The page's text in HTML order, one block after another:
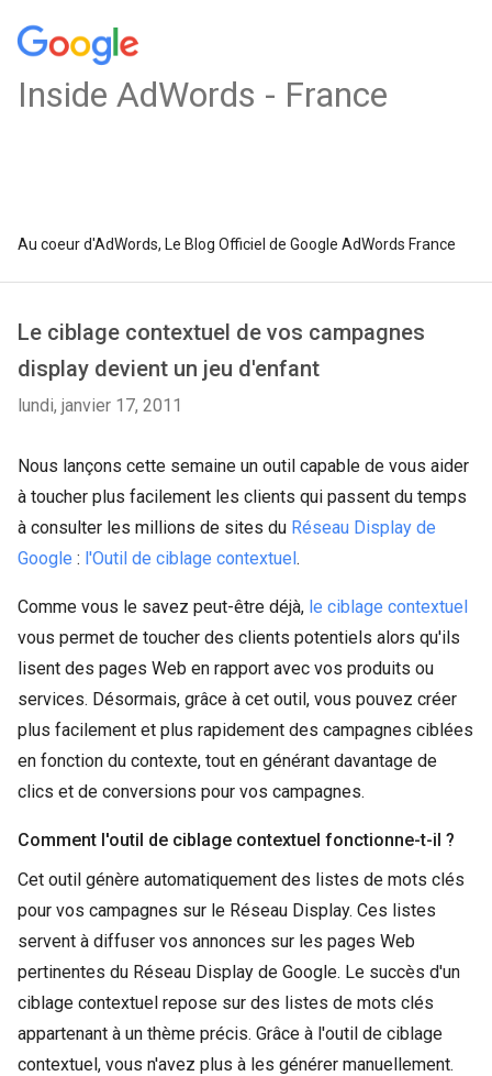
Inside AdWords - France
Au coeur d'AdWords, Le Blog Officiel de Google AdWords France
Le ciblage contextuel de vos campagnes
display devient un jeu d'enfant
lundi, janvier 17, 2011
Nous lançons cette semaine un outil capable de vous aider
à toucher plus facilement les clients qui passent du temps
à consulter les millions de sites du Réseau Display de
Google : l'Outil de ciblage contextuel.
Comme vous le savez peut-être déjà, le ciblage contextuel
vous permet de toucher des clients potentiels alors qu'ils
lisent des pages Web en rapport avec vos produits ou
services. Désormais, grâce à cet outil, vous pouvez créer
plus facilement et plus rapidement des campagnes ciblées
en fonction du contexte, tout en générant davantage de
clics et de conversions pour vos campagnes.
Comment l'outil de ciblage contextuel fonctionne-t-il ?
Cet outil génère automatiquement des listes de mots clés
pour vos campagnes sur le Réseau Display. Ces listes
servent à diffuser vos annonces sur les pages Web
pertinentes du Réseau Display de Google. Le succès d'un
ciblage contextuel repose sur des listes de mots clés
appartenant à un thème précis. Grâce à l'outil de ciblage
contextuel, vous n'avez plus à les générer manuellement.